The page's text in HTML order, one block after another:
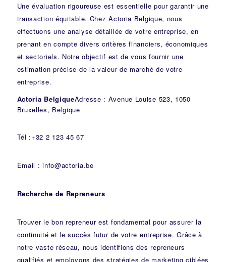
Une évaluation rigoureuse est essentielle pour garantir une
transaction équitable. Chez Actoria Belgique, nous
effectuons une analyse détaillée de votre entreprise, en
prenant en compte divers critères financiers, économiques
et sectoriels. Notre objectif est de vous fournir une
estimation précise de la valeur de marché de votre
entreprise.
Actoria BelgiqueAdresse : Avenue Louise 523, 1050
Bruxelles, Belgique
Tél :+32 2 123 45 67
Email : info@actoria.be
Recherche de Repreneurs
Trouver le bon repreneur est fondamental pour assurer la
continuité et le succès futur de votre entreprise. Grâce à
notre vaste réseau, nous identifions des repreneurs
qualifiés et employons des stratégies de marketing ciblées